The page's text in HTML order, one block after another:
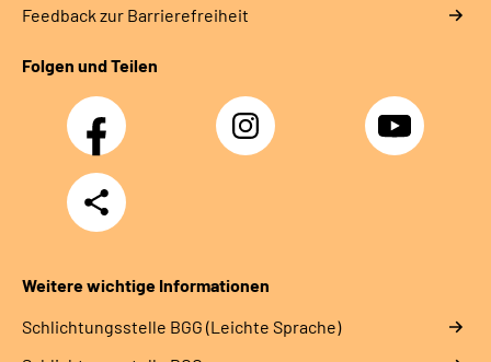
Feedback zur Barrierefreiheit
Folgen und Teilen
Facebook Instagram YouTube
Teilen
Weitere wichtige Informationen
Schlich­tungs­stel­le BGG (Leichte Sprache)